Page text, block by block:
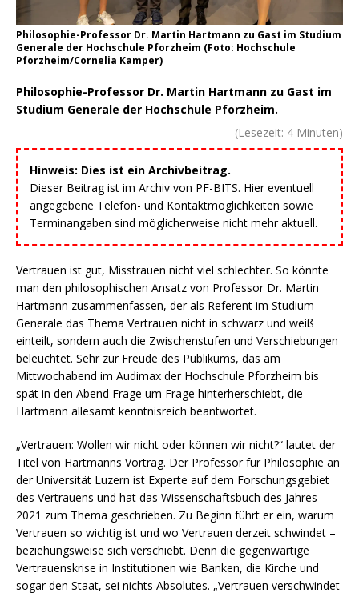
Philosophie-Professor Dr. Martin Hartmann zu Gast im Studium
Generale der Hochschule Pforzheim (Foto: Hochschule
Pforzheim/Cornelia Kamper)
Philosophie-Professor Dr. Martin Hartmann zu Gast im
Studium Generale der Hochschule Pforzheim.
(Lesezeit: 4 Minuten)
Hinweis: Dies ist ein Archivbeitrag.
Dieser Beitrag ist im Archiv von PF-BITS. Hier eventuell
angegebene Telefon- und Kontaktmöglichkeiten sowie
Terminangaben sind möglicherweise nicht mehr aktuell.
Vertrauen ist gut, Misstrauen nicht viel schlechter. So könnte
man den philosophischen Ansatz von Professor Dr. Martin
Hartmann zusammenfassen, der als Referent im Studium
Generale das Thema Vertrauen nicht in schwarz und weiß
einteilt, sondern auch die Zwischenstufen und Verschiebungen
beleuchtet. Sehr zur Freude des Publikums, das am
Mittwochabend im Audimax der Hochschule Pforzheim bis
spät in den Abend Frage um Frage hinterherschiebt, die
Hartmann allesamt kenntnisreich beantwortet.
„Vertrauen: Wollen wir nicht oder können wir nicht?“ lautet der
Titel von Hartmanns Vortrag. Der Professor für Philosophie an
der Universität Luzern ist Experte auf dem Forschungsgebiet
des Vertrauens und hat das Wissenschaftsbuch des Jahres
2021 zum Thema geschrieben. Zu Beginn führt er ein, warum
Vertrauen so wichtig ist und wo Vertrauen derzeit schwindet –
beziehungsweise sich verschiebt. Denn die gegenwärtige
Vertrauenskrise in Institutionen wie Banken, die Kirche und
sogar den Staat, sei nichts Absolutes. „Vertrauen verschwindet